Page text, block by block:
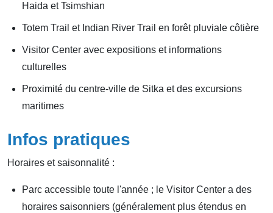
Haida et Tsimshian
Totem Trail et Indian River Trail en forêt pluviale côtière
Visitor Center avec expositions et informations
culturelles
Proximité du centre-ville de Sitka et des excursions
maritimes
Infos pratiques
Horaires et saisonnalité :
Parc accessible toute l'année ; le Visitor Center a des
horaires saisonniers (généralement plus étendus en